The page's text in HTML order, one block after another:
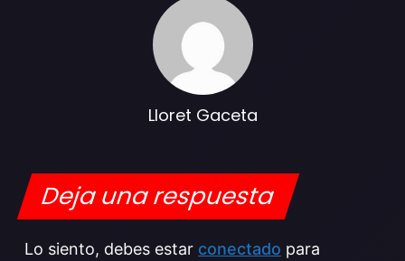
Lloret Gaceta
Deja una respuesta
Lo siento, debes estar conectado para